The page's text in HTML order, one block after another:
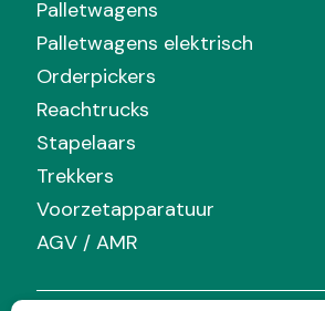
Palletwagens
Palletwagens elektrisch
Orderpickers
Reachtrucks
Stapelaars
Trekkers
Voorzetapparatuur
AGV / AMR